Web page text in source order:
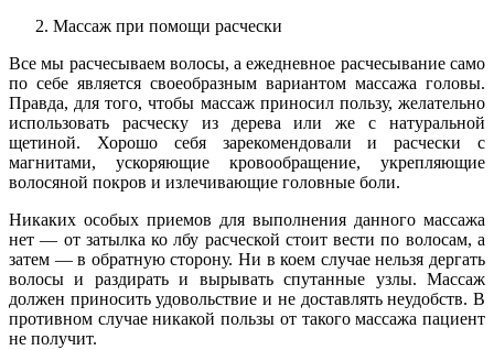
Массаж при помощи расчески
Все мы расчесываем волосы, а ежедневное расчесывание само
по себе является своеобразным вариантом массажа головы.
Правда, для того, чтобы массаж приносил пользу, желательно
использовать расческу из дерева или же с натуральной
щетиной. Хорошо себя зарекомендовали и расчески с
магнитами, ускоряющие кровообращение, укрепляющие
волосяной покров и излечивающие головные боли.
Никаких особых приемов для выполнения данного массажа
нет — от затылка ко лбу расческой стоит вести по волосам, а
затем — в обратную сторону. Ни в коем случае нельзя дергать
волосы и раздирать и вырывать спутанные узлы. Массаж
должен приносить удовольствие и не доставлять неудобств. В
противном случае никакой пользы от такого массажа пациент
не получит.